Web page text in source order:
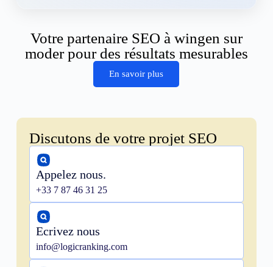
Votre partenaire SEO à wingen sur
moder pour des résultats mesurables
En savoir plus
Discutons de votre projet SEO
Appelez nous.
+33 7 87 46 31 25
Ecrivez nous
info@logicranking.com